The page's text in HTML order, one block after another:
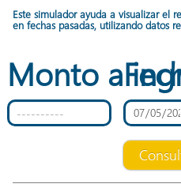
Este simulador ayuda a visualizar el
en fechas pasadas, utilizando datos
Monto a